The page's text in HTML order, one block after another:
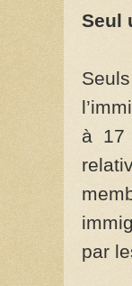
Seul
à 17
par